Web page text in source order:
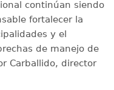
continúan siendo
fortalecer la
y el
de manejo de
Carballido, director